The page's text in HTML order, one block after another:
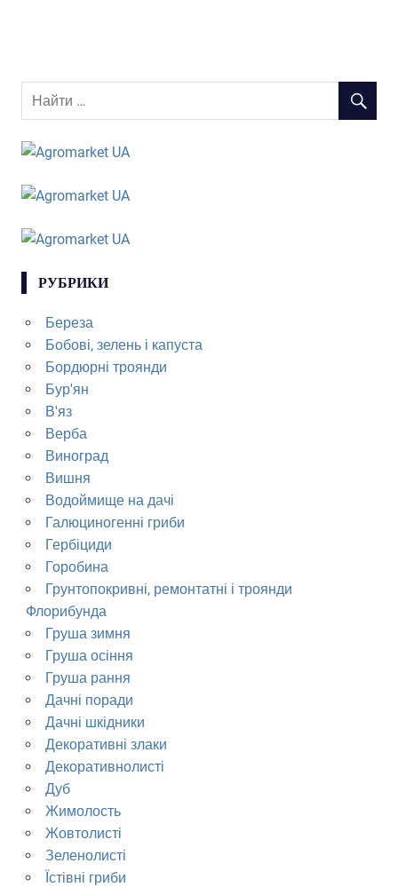
РУБРИКИ
Береза
Бобові, зелень і капуста
Бордюрні троянди
Бур'ян
В'яз
Верба
Виноград
Вишня
Водоймище на дачі
Галюциногенні гриби
Гербіциди
Горобина
Грунтопокривні, ремонтатні і троянди
Флорибунда
Груша зимня
Груша осіння
Груша рання
Дачні поради
Дачні шкідники
Декоративні злаки
Декоративнолисті
Дуб
Жимолость
Жовтолисті
Зеленолисті
Їстівні гриби